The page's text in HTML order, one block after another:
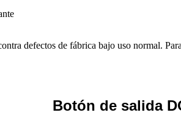
defectos de fábrica bajo uso normal.
Botón de salida